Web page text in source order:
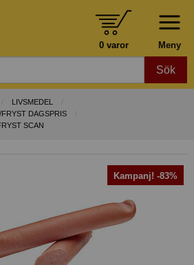
Meny
0 varor
Sök
LIVSMEDEL
DAGSPRIS
SCAN
Kampanj! -83%